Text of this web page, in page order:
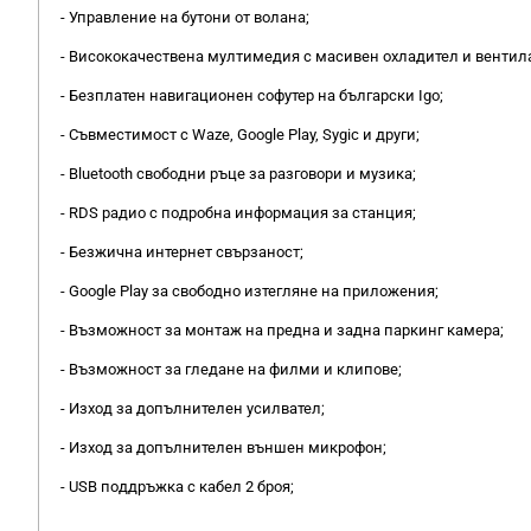
- Управление на бутони от волана;
- Висококачествена мултимедия с масивен охладител и
- Безплатен навигационен софутер на български Igo;
- Съвместимост с Waze, Google Play, Sygic и други;
- Bluetooth свободни ръце за разговори и музика;
- RDS радио с подробна информация за станция;
- Безжична интернет свързаност;
- Google Play за свободно изтегляне на приложения;
- Възможност за монтаж на предна и задна паркинг камера;
- Възможност за гледане на филми и клипове;
- Изход за допълнителен усилвател;
- Изход за допълнителен външен микрофон;
- USB поддръжка с кабел 2 броя;